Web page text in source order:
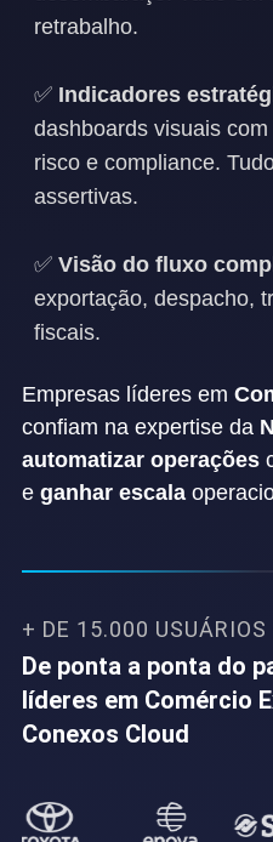
retrabalho.
✅ Indicadores
dashboards visuais
risco e compliance.
assertivas.
✅ Visão do fluxo
exportação, despacho,
fiscais.
Empresas líderes em
confiam na expertise da
automatizar operações
eganhar escala
+ DE 15.000 USUÁRIOS
De ponta a ponta do
líderes em Comércio
Conexos Cloud